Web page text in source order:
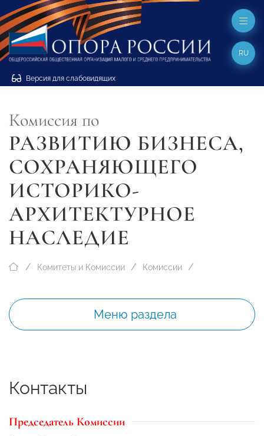
Версия для слабовидящих
RU
Комиссия по
РАЗВИТИЮ БИЗНЕСА,
СОХРАНЯЮЩЕГО
ИСТОРИКО-
АРХИТЕКТУРНОЕ
НАСЛЕДИЕ
Комитеты и Комиссии Комиссии
Меню раздела
Контакты
Председатель Комиссии